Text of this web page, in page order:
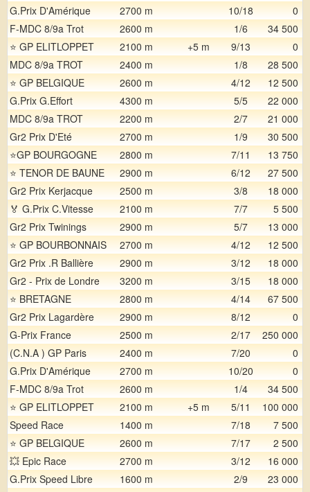
G.Prix D'Amérique
2700 m 10/18 0
F-MDC 8/9a Trot
2600 m 1/6 34 500
⭐ GP ELITLOPPET
2100 m +5 m 9/13 0
MDC 8/9a TROT
2400 m 1/8 28 500
⭐ GP BELGIQUE
2600 m 4/12 12 500
G.Prix G.Effort
4300 m 5/5 22 000
MDC 8/9a TROT
2200 m 2/7 21 000
Gr2 Prix D'Eté
2700 m 1/9 30 500
⭐GP BOURGOGNE
2800 m 7/11 13 750
⭐ TENOR DE BAUNE
2900 m 6/12 27 500
Gr2 Prix Kerjacque
2500 m 3/8 18 000
🏅 G.Prix C.Vitesse
2100 m 7/7 5 500
Gr2 Prix Twinings
2900 m 5/7 13 000
⭐ GP BOURBONNAIS
2700 m 4/12 12 500
Gr2 Prix .R Ballière
2900 m 3/12 18 000
Gr2 - Prix de Londre
3200 m 3/15 18 000
⭐ BRETAGNE
2800 m 4/14 67 500
Gr2 Prix Lagardère
2900 m 8/12 0
G-Prix France
2500 m 2/17 250 000
(C.N.A ) GP Paris
2400 m 7/20 0
G.Prix D'Amérique
2700 m 10/20 0
F-MDC 8/9a Trot
2600 m 1/4 34 500
⭐ GP ELITLOPPET
2100 m +5 m 5/11 100 000
Speed Race
1400 m 7/18 7 500
⭐ GP BELGIQUE
2600 m 7/17 2 500
💥 Epic Race
2700 m 3/12 16 000
G.Prix Speed Libre
1600 m 2/9 23 000